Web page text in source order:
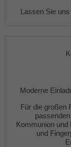
Lassen Sie
Moderne
Für die großen
passenden
Kommunion und
und